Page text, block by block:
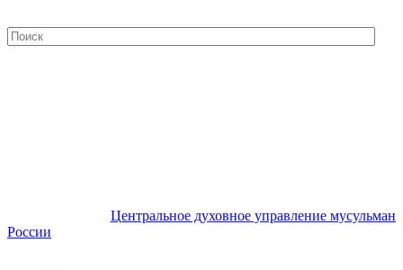
Центральное духовное управление мусульман
России